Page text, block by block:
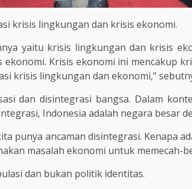
krisis lingkungan dan krisis ekonomi.
yaitu krisis lingkungan dan krisis
Krisis ekonomi ini mencakup
krisis lingkungan dan ekonomi,”
dan disintegrasi bangsa. Dalam
Indonesia adalah negara besar
punya ancaman disintegrasi. Kenapa
masalah ekonomi untuk memecah-
dan bukan politik identitas.